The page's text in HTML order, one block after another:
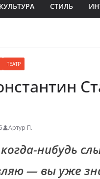
КУЛЬТУРА СТИЛЬ
ТЕАТР
Артур П.
нибудь
— вы уже